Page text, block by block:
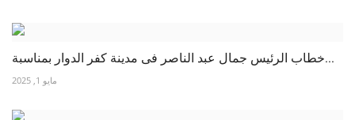
خطاب الرئيس جمال عبد الناصر فى مدينة كفر الدوار بمناسبة...
مايو 1, 2025